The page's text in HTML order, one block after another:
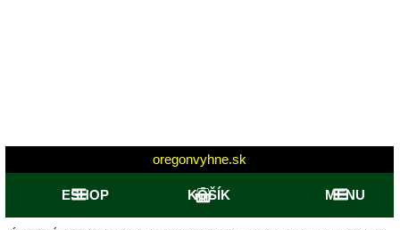
oregonvyhne.sk
ESHOP KOŠÍK MENU